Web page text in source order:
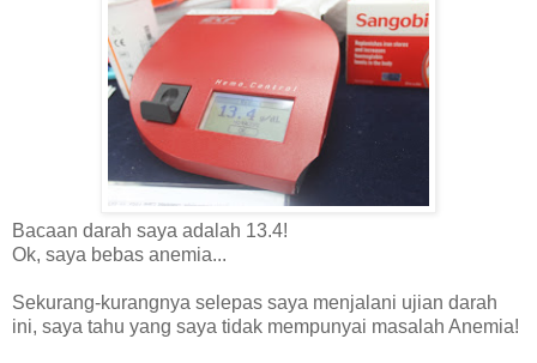
Bacaan darah saya adalah 13.4!
Ok, saya bebas anemia...
Sekurang-kurangnya selepas saya menjalani ujian darah
ini, saya tahu yang saya tidak mempunyai masalah Anemia!